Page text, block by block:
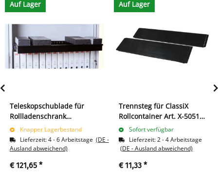
Auf Lager
Teleskopschublade für
Rollladenschrank
555129/555139/555149/555169
schwarz
Knapper Lagerbestand
Lieferzeit:4 - 6 Arbeitstage (DE -
Ausland abweichend)
€ 121,65 *
Auf Lager
Trennsteg für ClassiX
Rollcontainer Art. X-505100
und X-505150
Sofort verfügbar
Lieferzeit:2 - 4 Arbeitstage
(DE - Ausland abweichend)
€ 11,33 *